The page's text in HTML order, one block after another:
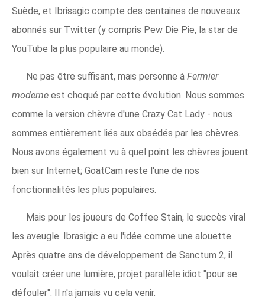
Suède, et Ibrisagic compte des centaines de nouveaux
abonnés sur Twitter (y compris Pew Die Pie, la star de
YouTube la plus populaire au monde).
Ne pas être suffisant, mais personne à Fermier
moderne est choqué par cette évolution. Nous sommes
comme la version chèvre d'une Crazy Cat Lady - nous
sommes entièrement liés aux obsédés par les chèvres.
Nous avons également vu à quel point les chèvres jouent
bien sur Internet; GoatCam reste l'une de nos
fonctionnalités les plus populaires.
Mais pour les joueurs de Coffee Stain, le succès viral
les aveugle. Ibrasigic a eu l'idée comme une alouette.
Après quatre ans de développement de Sanctum 2, il
voulait créer une lumière, projet parallèle idiot "pour se
défouler". Il n'a jamais vu cela venir.